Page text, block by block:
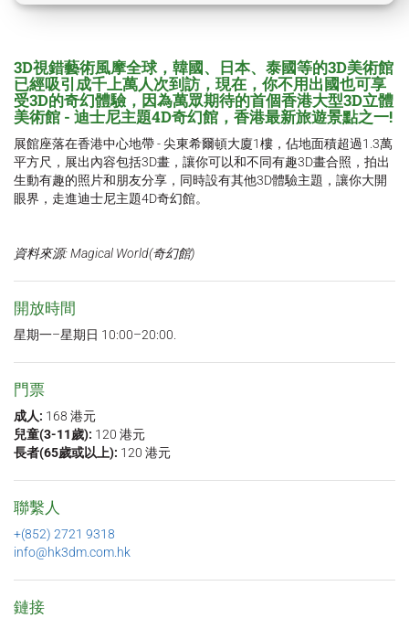
3D視錯藝術風摩全球，韓國、日本、泰國等的3D美術館
已經吸引成千上萬人次到訪，現在，你不用出國也可享
受3D的奇幻體驗，因為萬眾期待的首個香港大型3D立體
美術館 - 迪士尼主題4D奇幻館，香港最新旅遊景點之一!
展館座落在香港中心地帶 - 尖東希爾頓大廈1樓，佔地面積超過1.3萬
平方尺，展出內容包括3D畫，讓你可以和不同有趣3D畫合照，拍出
生動有趣的照片和朋友分享，同時設有其他3D體驗主題，讓你大開
眼界，走進迪士尼主題4D奇幻館。
資料來源: Magical World(奇幻館)
開放時間
星期一–星期日 10:00–20:00.
門票
成人: 168 港元
兒童(3-11歲): 120 港元
長者(65歲或以上): 120 港元
聯繫人
+(852) 2721 9318
info@hk3dm.com.hk
鏈接